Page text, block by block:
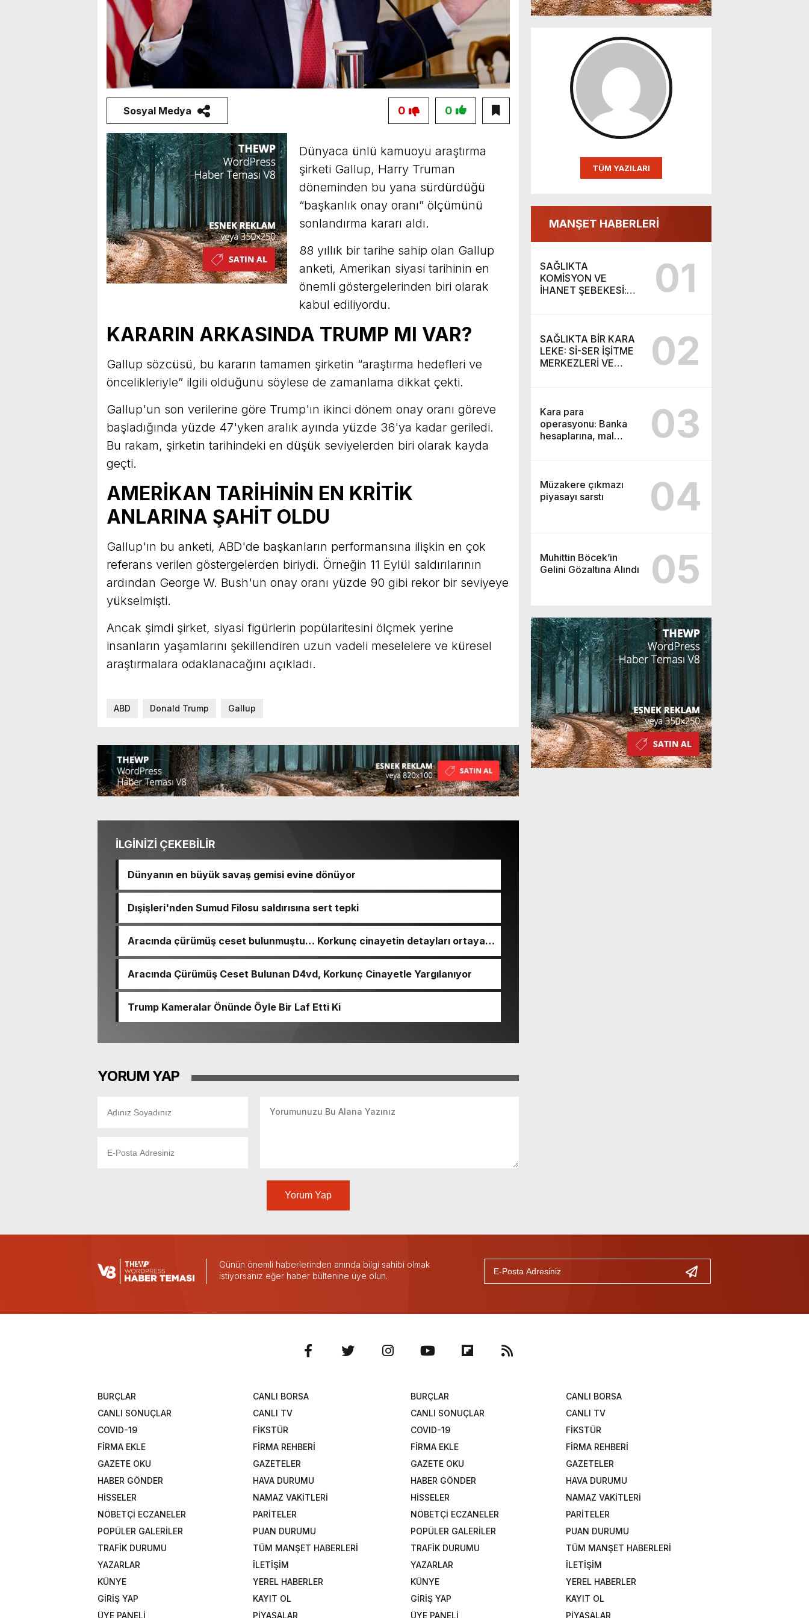
TÜM YAZILARI
MANŞET HABERLERİ
SAĞLIKTA
KOMİSYON VE
İHANET ŞEBEKESİ:
VURGUNU!
01
SAĞLIKTA BİR KARA
LEKE: Sİ-SER İŞİTME
MERKEZLERİ VE
02
Kara para
operasyonu: Banka
hesaplarına, mal
03
Müzakere çıkmazı
piyasayı sarstı
04
Muhittin Böcek’in
Gelini Gözaltına Alındı
05
Sosyal Medya 0
0
Dünyaca ünlü kamuoyu araştırma
şirketi Gallup, Harry Truman
döneminden bu yana sürdürdüğü
“başkanlık onay oranı” ölçümünü
sonlandırma kararı aldı.
88 yıllık bir tarihe sahip olan Gallup
anketi, Amerikan siyasi tarihinin en
önemli göstergelerinden biri olarak
kabul ediliyordu.
KARARIN ARKASINDA TRUMP MI VAR?
Gallup sözcüsü, bu kararın tamamen şirketin “araştırma hedefleri ve
öncelikleriyle” ilgili olduğunu söylese de zamanlama dikkat çekti.
Gallup'un son verilerine göre Trump'ın ikinci dönem onay oranı göreve
başladığında yüzde 47'yken aralık ayında yüzde 36'ya kadar geriledi.
Bu rakam, şirketin tarihindeki en düşük seviyelerden biri olarak kayda
geçti.
AMERİKAN TARİHİNİN EN KRİTİK
ANLARINA ŞAHİT OLDU
Gallup'ın bu anketi, ABD'de başkanların performansına ilişkin en çok
referans verilen göstergelerden biriydi. Örneğin 11 Eylül saldırılarının
ardından George W. Bush'un onay oranı yüzde 90 gibi rekor bir seviyeye
yükselmişti.
Ancak şimdi şirket, siyasi figürlerin popülaritesini ölçmek yerine
insanların yaşamlarını şekillendiren uzun vadeli meselelere ve küresel
araştırmalara odaklanacağını açıkladı.
ABD Donald Trump Gallup
İLGİNİZİ ÇEKEBİLİR
Dünyanın en büyük savaş gemisi evine dönüyor
Dışişleri'nden Sumud Filosu saldırısına sert tepki
Aracında çürümüş ceset bulunmuştu… Korkunç cinayetin detayları ortaya
çıktı
Aracında Çürümüş Ceset Bulunan D4vd, Korkunç Cinayetle Yargılanıyor
Trump Kameralar Önünde Öyle Bir Laf Etti Ki
YORUM YAP
Yorum Yap
Günün önemli haberlerinden anında bilgi sahibi olmak
istiyorsanız eğer haber bültenine üye olun.
BURÇLAR
CANLI BORSA
CANLI SONUÇLAR
CANLI TV
COVID-19
FİKSTÜR
FİRMA EKLE
FİRMA REHBERİ
GAZETE OKU
GAZETELER
HABER GÖNDER
HAVA DURUMU
HİSSELER
NAMAZ VAKİTLERİ
NÖBETÇİ ECZANELER
PARİTELER
POPÜLER GALERİLER
PUAN DURUMU
TRAFİK DURUMU
TÜM MANŞET HABERLERİ
YAZARLAR
İLETİŞİM
KÜNYE
YEREL HABERLER
GİRİŞ YAP
KAYIT OL
ÜYE PANELİ
PİYASALAR
BURÇLAR
CANLI BORSA
CANLI SONUÇLAR
CANLI TV
COVID-19
FİKSTÜR
FİRMA EKLE
FİRMA REHBERİ
GAZETE OKU
GAZETELER
HABER GÖNDER
HAVA DURUMU
HİSSELER
NAMAZ VAKİTLERİ
NÖBETÇİ ECZANELER
PARİTELER
POPÜLER GALERİLER
PUAN DURUMU
TRAFİK DURUMU
TÜM MANŞET HABERLERİ
YAZARLAR
İLETİŞİM
KÜNYE
YEREL HABERLER
GİRİŞ YAP
KAYIT OL
ÜYE PANELİ
PİYASALAR